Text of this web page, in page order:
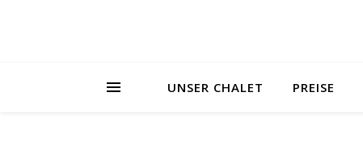
UNSER CHALET PREISE